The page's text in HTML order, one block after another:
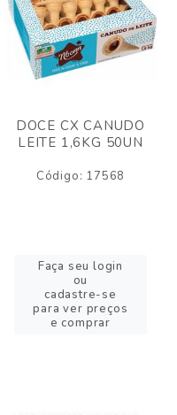
DOCE CX CANUDO
LEITE 1,6KG 50UN
Código: 17568
Faça seu login
ou
cadastre-se
para ver preços
e comprar